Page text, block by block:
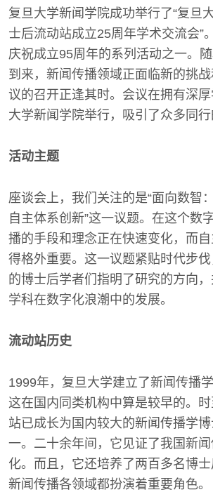
复旦大学新闻学院成功举行了“复旦
士后流动站成立25周年学术交流会”
庆祝成立95周年的系列活动之一。
到来，新闻传播领域正面临新的挑
议的召开正逢其时。会议在拥有深
大学新闻学院举行，吸引了众多同行
活动主题
座谈会上，我们关注的是“面向数智
自主体系创新”这一议题。在这个数
播的手段和理念正在快速变化，而
得格外重要。这一议题紧贴时代步
的博士后学者们指明了研究的方向
学科在数字化浪潮中的发展。
流动站历史
1999年，复旦大学建立了新闻传播
这在国内同类机构中算是较早的。
站已成长为国内较大的新闻传播学
一。二十余年间，它见证了我国新
化。而且，它还培养了两百多名博
新闻传播各领域都扮演着重要角色。